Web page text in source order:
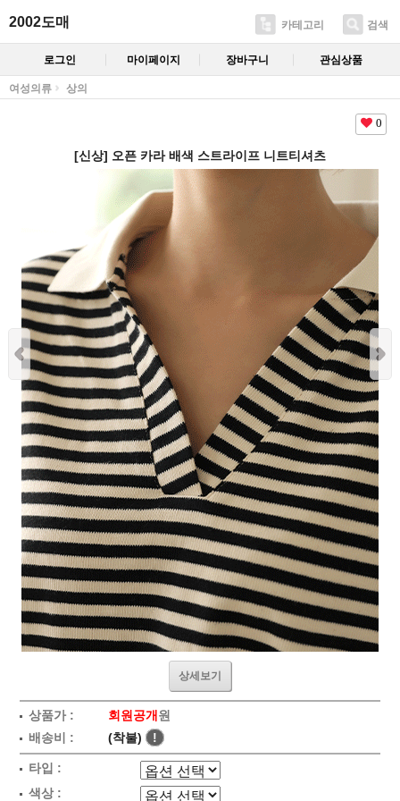
2002도매 카테고리 검색
로그인 마이페이지 장바구니 관심상품
여성의류 상의
0
[신상] 오픈 카라 배색 스트라이프 니트티셔츠
상세보기
상품가 : 회원공개원
배송비 :
(착불) !
타입 :
색상 :